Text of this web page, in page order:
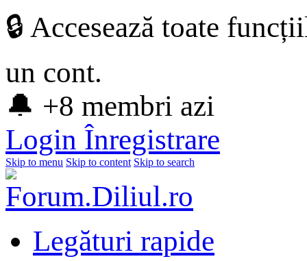
🔒 Accesează toate
un cont.
🔔 +8 membri azi
Login Înregistrare
Skip to menu Skip to content Skip to search
Legături rapide